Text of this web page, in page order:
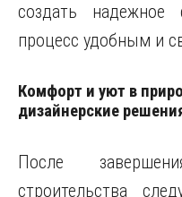
создать
процесс удобным и
Комфорт и уют в
дизайнерские
После
строительства